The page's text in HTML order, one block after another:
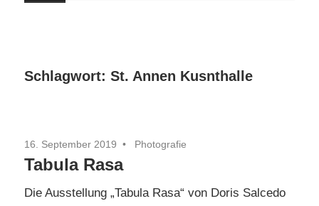
Schlagwort: St. Annen Kusnthalle
16. September 2019 Photografie
Tabula Rasa
Die Ausstellung „Tabula Rasa“ von Doris Salcedo